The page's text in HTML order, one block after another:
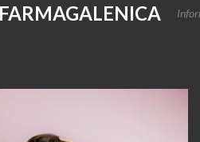
FARMAGALENICA